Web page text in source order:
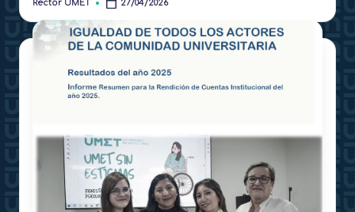
Publicado
Rector UMET 27/04/2026